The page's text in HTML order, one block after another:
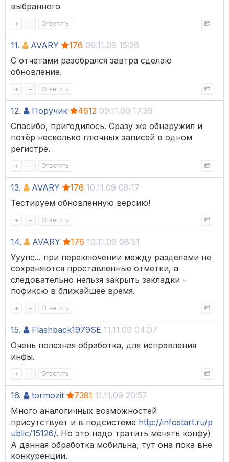
выбранного
+ – Ответить
11. AVARY 176 09.11.09 15:26
С отчетами разобрался завтра сделаю
обновление.
+ – Ответить
12. Поручик 4612 09.11.09 17:39
Спасибо, пригодилось. Сразу же обнаружил и
потёр несколько глючных записей в одном
регистре.
+ – Ответить
13. AVARY 176 10.11.09 08:17
Тестируем обновленную версию!
+ – Ответить
14. AVARY 176 10.11.09 08:51
Ууупс... при переключении между разделами не
сохраняются проставленные отметки, а
следовательно нельзя закрыть закладки -
пофиксю в ближайшее время.
+ – Ответить
15. Flashback1979SE 11.11.09 04:07
Очень полезная обработка, для исправления
инфы.
+ – Ответить
16. tormozit 7381 11.11.09 20:57
Много аналогичных возможностей
присутствует и в подсистеме http://infostart.ru/p
ublic/15126/. Но это надо тратить менять конфу)
А данная обработка мобильна, тут она пока вне
конкуренции.